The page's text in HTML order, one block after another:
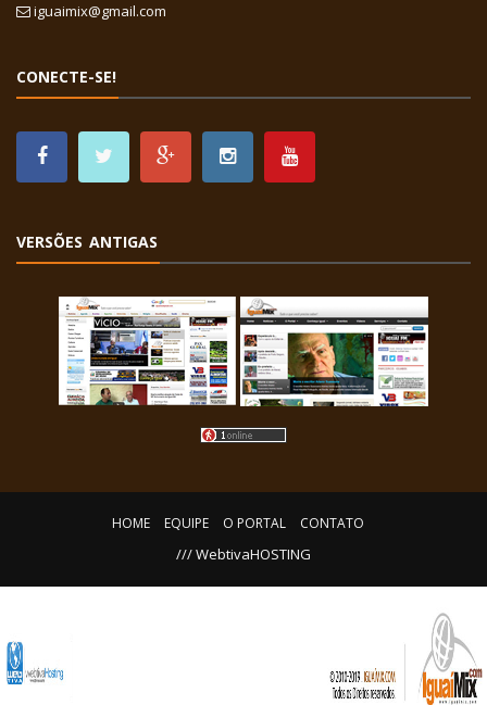
iguaimix@gmail.com
CONECTE-SE!
VERSÕES ANTIGAS
HOME EQUIPE O PORTAL CONTATO
/// WebtivaHOSTING